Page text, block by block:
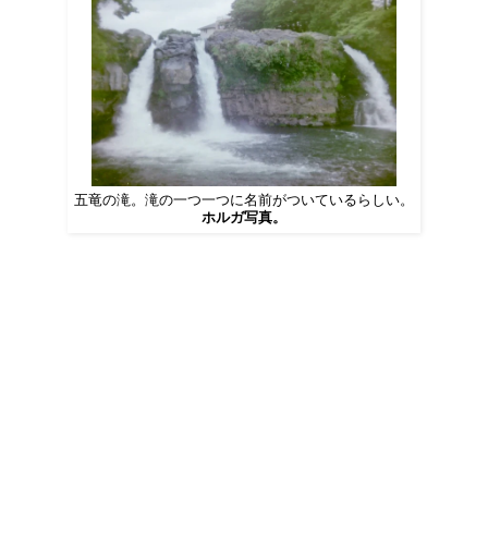
五竜の滝。滝の一つ一つに名前がついているらしい。
ホルガ写真。